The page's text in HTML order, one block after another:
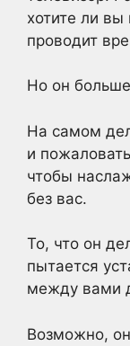
хотите ли вы
проводит
Но он
На самом
и
чтобы
без вас.
То, что он
пытается
между вами
Возможно,